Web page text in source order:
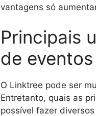
vantagens só
Principais
de eventos
O Linktree pode ser
Entretanto, quais as
possível fazer